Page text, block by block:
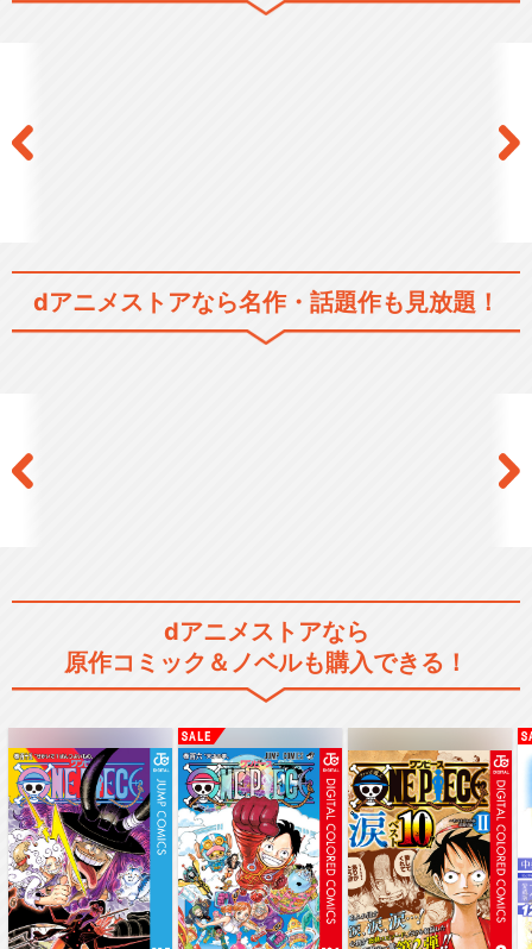
キン肉マン
キン肉マン キン肉星王位争奪
編
『キン肉マン』完璧超人始祖
編Season 2
キン肉マン 劇場版
キン肉マン 大暴れ！正義超人
dアニメストアなら名作・話題作も見放題！
dアニメストアなら
原作コミック＆ノベルも購入できる！